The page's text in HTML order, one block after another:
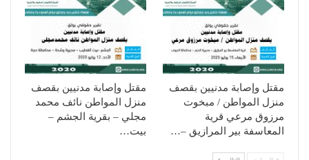
مقتل وإصابة مدنيين بقصف
منزل المواطن / مبخوت
مرزوق مرعي قرية
المعاسفة بير المرازيق –…
مقتل وإصابة مدنيين بقصف
منزل المواطن نائف محمد
مجلي – بقرية الجشم –
بيت…